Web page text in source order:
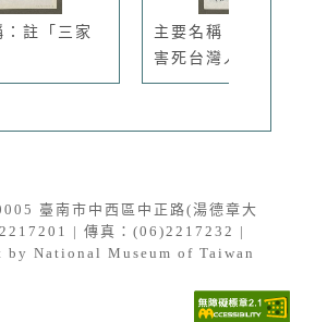
：註「三家
主要名稱：陳水扁會
害死台灣人
臺南市中西區中正路(湯德章大
| 傳真：(06)2217232 |
by National Museum of Taiwan